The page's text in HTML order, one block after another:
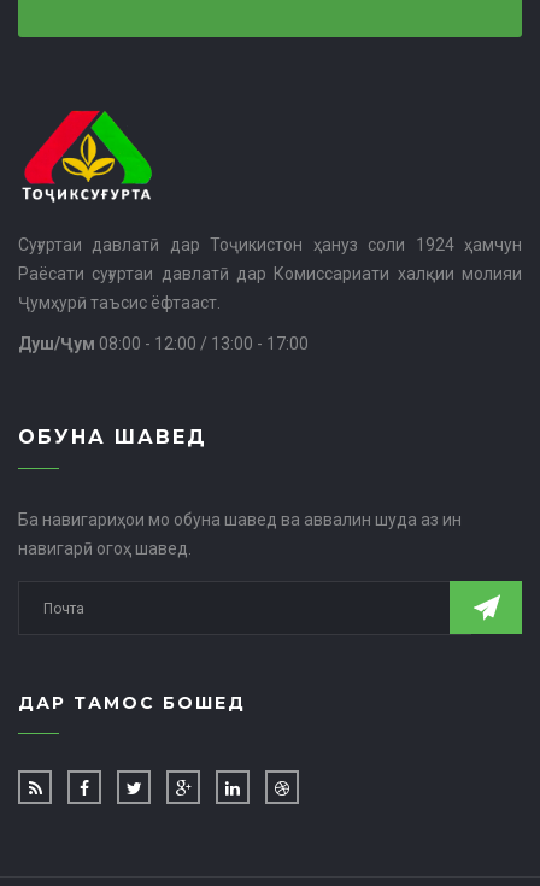
Суғуртаи давлатӣ дар Тоҷикистон ҳануз соли 1924 ҳамчун
Раёсати суғуртаи давлатӣ дар Комиссариати халқии молияи
Ҷумҳурӣ таъсис ёфтааст.
Душ/Ҷум 08:00 - 12:00 / 13:00 - 17:00
ОБУНА ШАВЕД
Ба навигариҳои мо обуна шавед ва аввалин шуда аз ин
навигарӣ огоҳ шавед.
ДАР ТАМОС БОШЕД